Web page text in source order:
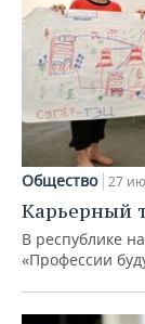
Общество 27
Карьерный
В республике
«Профессии